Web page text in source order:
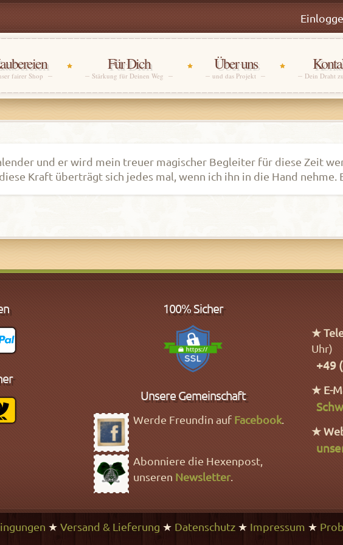
fairer Shop
Für Dich
Stärkung für Deinen Weg
Über uns
und das Projekt Dein Draht
und er wird mein treuer magischer Begleiter für diese Zeit
Kraft überträgt sich jedes mal, wenn ich ihn in die Hand nehme.
100% Sicher
Unsere Gemeinschaft
Werde Freundin auf Facebook.
Abonniere die Hexenpost,
unseren Newsletter.
★
Uhr)
+49
★ E-
★
★ Versand & Lieferung ★ Datenschutz ★ Impressum ★